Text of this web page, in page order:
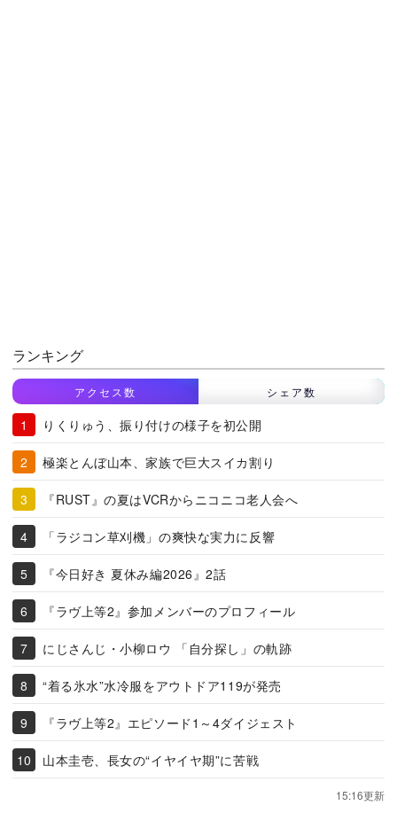
ランキング
アクセス数 シェア数
りくりゅう、振り付けの様子を初公開
極楽とんぼ山本、家族で巨大スイカ割り
『RUST』の夏はVCRからニコニコ老人会へ
「ラジコン草刈機」の爽快な実力に反響
『今日好き 夏休み編2026』2話
『ラヴ上等2』参加メンバーのプロフィール
にじさんじ・小柳ロウ 「自分探し」の軌跡
“着る氷水”水冷服をアウトドア119が発売
『ラヴ上等2』エピソード1～4ダイジェスト
山本圭壱、長女の“イヤイヤ期”に苦戦
15:16更新